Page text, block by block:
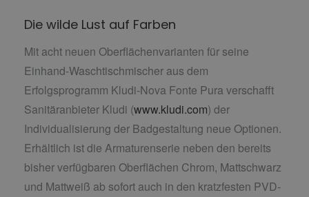
Die wilde Lust auf Farben
Mit acht neuen Oberflächenvarianten für seine
Einhand-Waschtischmischer aus dem
Erfolgsprogramm Kludi-Nova Fonte Pura verschafft
Sanitäranbieter Kludi (www.kludi.com) der
Individualisierung der Badgestaltung neue Optionen.
Erhältlich ist die Armaturenserie neben den bereits
bisher verfügbaren Oberflächen Chrom, Mattschwarz
und Mattweiß ab sofort auch in den kratzfesten PVD-